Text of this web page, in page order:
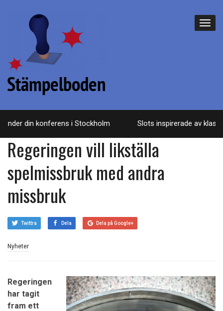
din konferens i Stockholm Slots inspirerade av
Regeringen vill likställa
spelmissbruk med andra
missbruk
Twittra Dela Dela på Google+
Nyheter
Regeringen
har tagit
fram ett